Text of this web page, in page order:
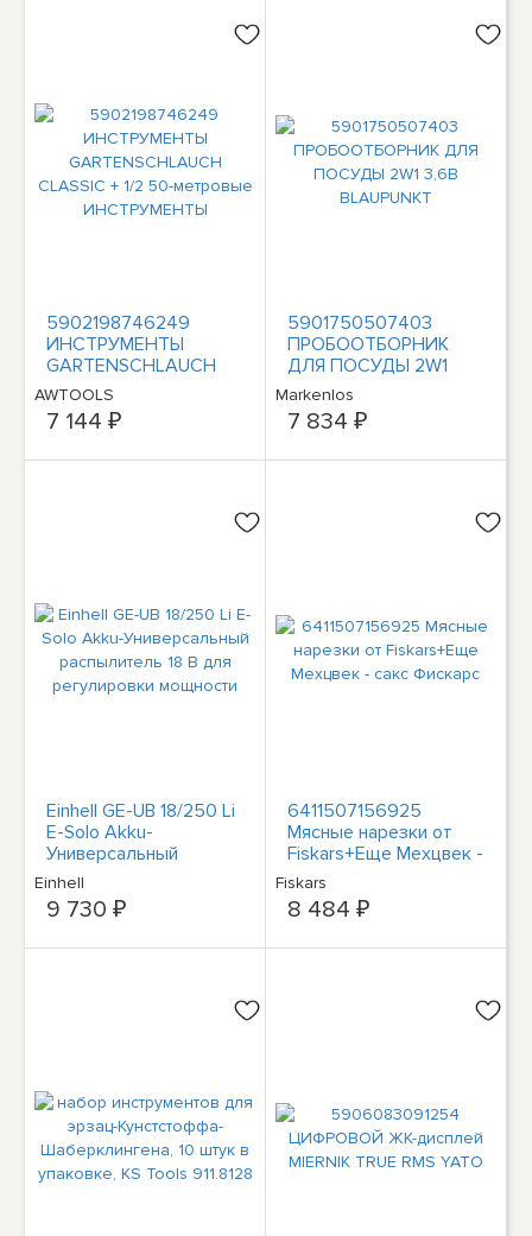
5902198746249
ИНСТРУМЕНТЫ
GARTENSCHLAUCH
CLASSIC + 1/2 50-
метровые
ИНСТРУМЕНТЫ
AWTOOLS
7 144 ₽
5901750507403
ПРОБООТБОРНИК
ДЛЯ ПОСУДЫ 2W1
3,6В BLAUPUNKT
Markenlos
7 834 ₽
Einhell GE-UB 18/250 Li
E-Solo Akku-
Универсальный
распылитель 18 В для
регулировки
мощности
Einhell
9 730 ₽
6411507156925
Мясные нарезки от
Fiskars+Еще Мехцвек -
сакс Фискарс
Fiskars
8 484 ₽